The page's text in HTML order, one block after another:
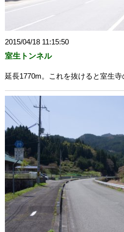
2015/04/18 11:15:50
室生トンネル
延長1770m。これを抜けると室生寺